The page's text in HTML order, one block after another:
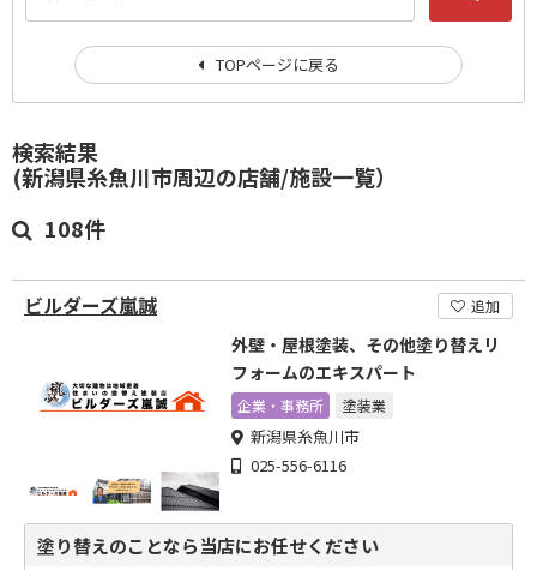
検索結果
(新潟県糸魚川市周辺の店舗/施設一覧）
108件
ビルダーズ嵐誠 追加
外壁・屋根塗装、その他塗り替えリ
フォームのエキスパート
企業・事務所 塗装業
新潟県糸魚川市
025-556-6116
塗り替えのことなら当店にお任せください
TOPページに戻る